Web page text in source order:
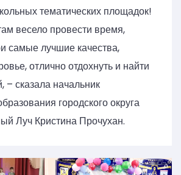
тематических площадок!
весело провести время,
самые лучшие качества,
отлично отдохнуть и найти
– сказала начальник
городского округа
Луч Кристина Прочухан.